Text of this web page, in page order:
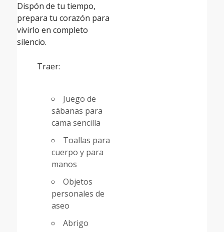
Dispón de tu tiempo,
prepara tu corazón para
vivirlo en completo
silencio.
Traer:
Juego de
sábanas para
cama sencilla
Toallas para
cuerpo y para
manos
Objetos
personales de
aseo
Abrigo